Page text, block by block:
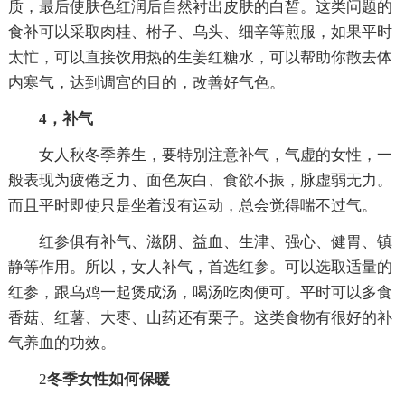
质，最后使肤色红润后自然衬出皮肤的白皙。这类问题的
食补可以采取肉桂、柎子、乌头、细辛等煎服，如果平时
太忙，可以直接饮用热的生姜红糖水，可以帮助你散去体
内寒气，达到调宫的目的，改善好气色。
4，补气
女人秋冬季养生，要特别注意补气，气虚的女性，一
般表现为疲倦乏力、面色灰白、食欲不振，脉虚弱无力。
而且平时即使只是坐着没有运动，总会觉得喘不过气。
红参俱有补气、滋阴、益血、生津、强心、健胃、镇
静等作用。所以，女人补气，首选红参。可以选取适量的
红参，跟乌鸡一起煲成汤，喝汤吃肉便可。平时可以多食
香菇、红薯、大枣、山药还有栗子。这类食物有很好的补
气养血的功效。
2冬季女性如何保暖